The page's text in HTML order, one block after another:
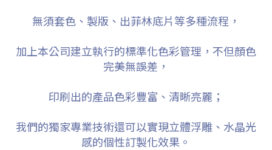
無須套色、製版、出菲林底片等多種流程，
加上本公司建立執行的標準化色彩管理，不但顏色
完美無誤差，
印刷出的產品色彩豐富、清晰亮麗；
我們的獨家專業技術還可以實現立體浮雕、水晶光
感的個性訂製化效果。